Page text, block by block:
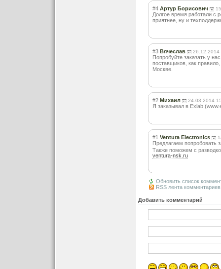
#4 Артур Борисович
Долгое время работали с
приятнее, ну и
#3 Вячеслав 26.12.2014
Попробуйте заказать у
поставщиков, как
Москве.
#2 Михаил 24.03.2014
Я заказывал в Exlab
#1 Ventura Electronics
Предлагаем попробовать
Также поможем с
ventura-nsk.ru
Обновить список
RSS лента
Добавить комментарий